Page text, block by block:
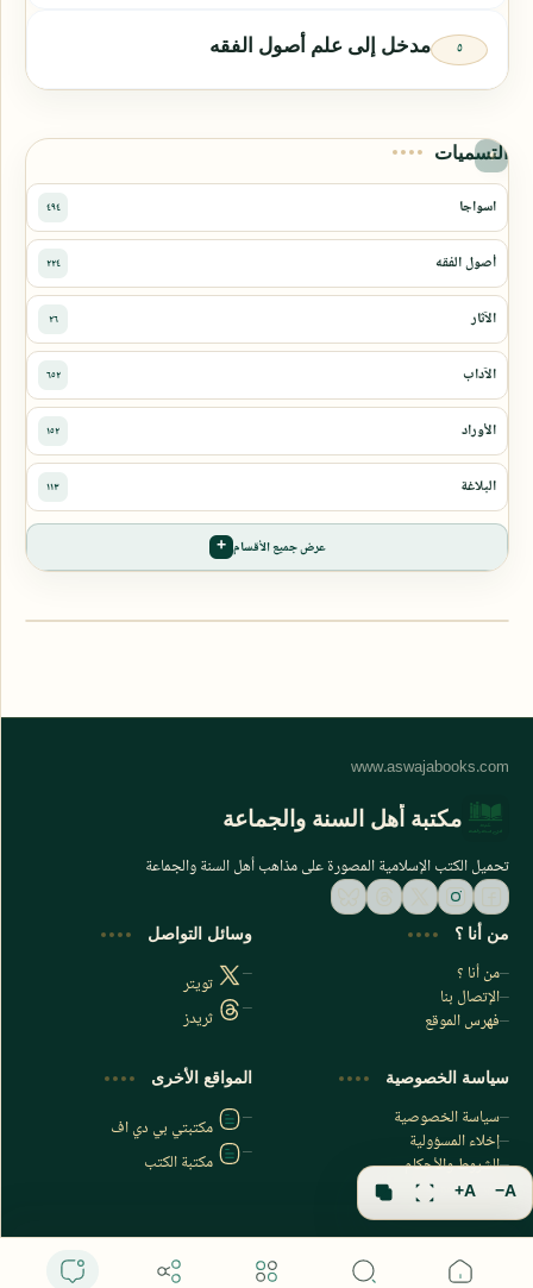
مدخل إلى علم أصول الفقه
التسميات
عرض جميع الأقسام
اشترك الآن
اشترك في قناتنا على تليجرام
مكتبة أهل السنة والجماعة
تحميل الكتب الإسلامية المصورة على مذاهب أهل السنة والجماعة
من أنا ؟
من أنا ؟
الإتصال بنا
فهرس الموقع
وسائل التواصل
تويتر
ثريدز
سياسة الخصوصية
سياسة الخصوصية
إخلاء المسؤولية
الشروط والأحكام
فهرس الموقع
المواقع الأخرى
مكتبتي بي دي اف
مكتبة الكتب
A−
A+